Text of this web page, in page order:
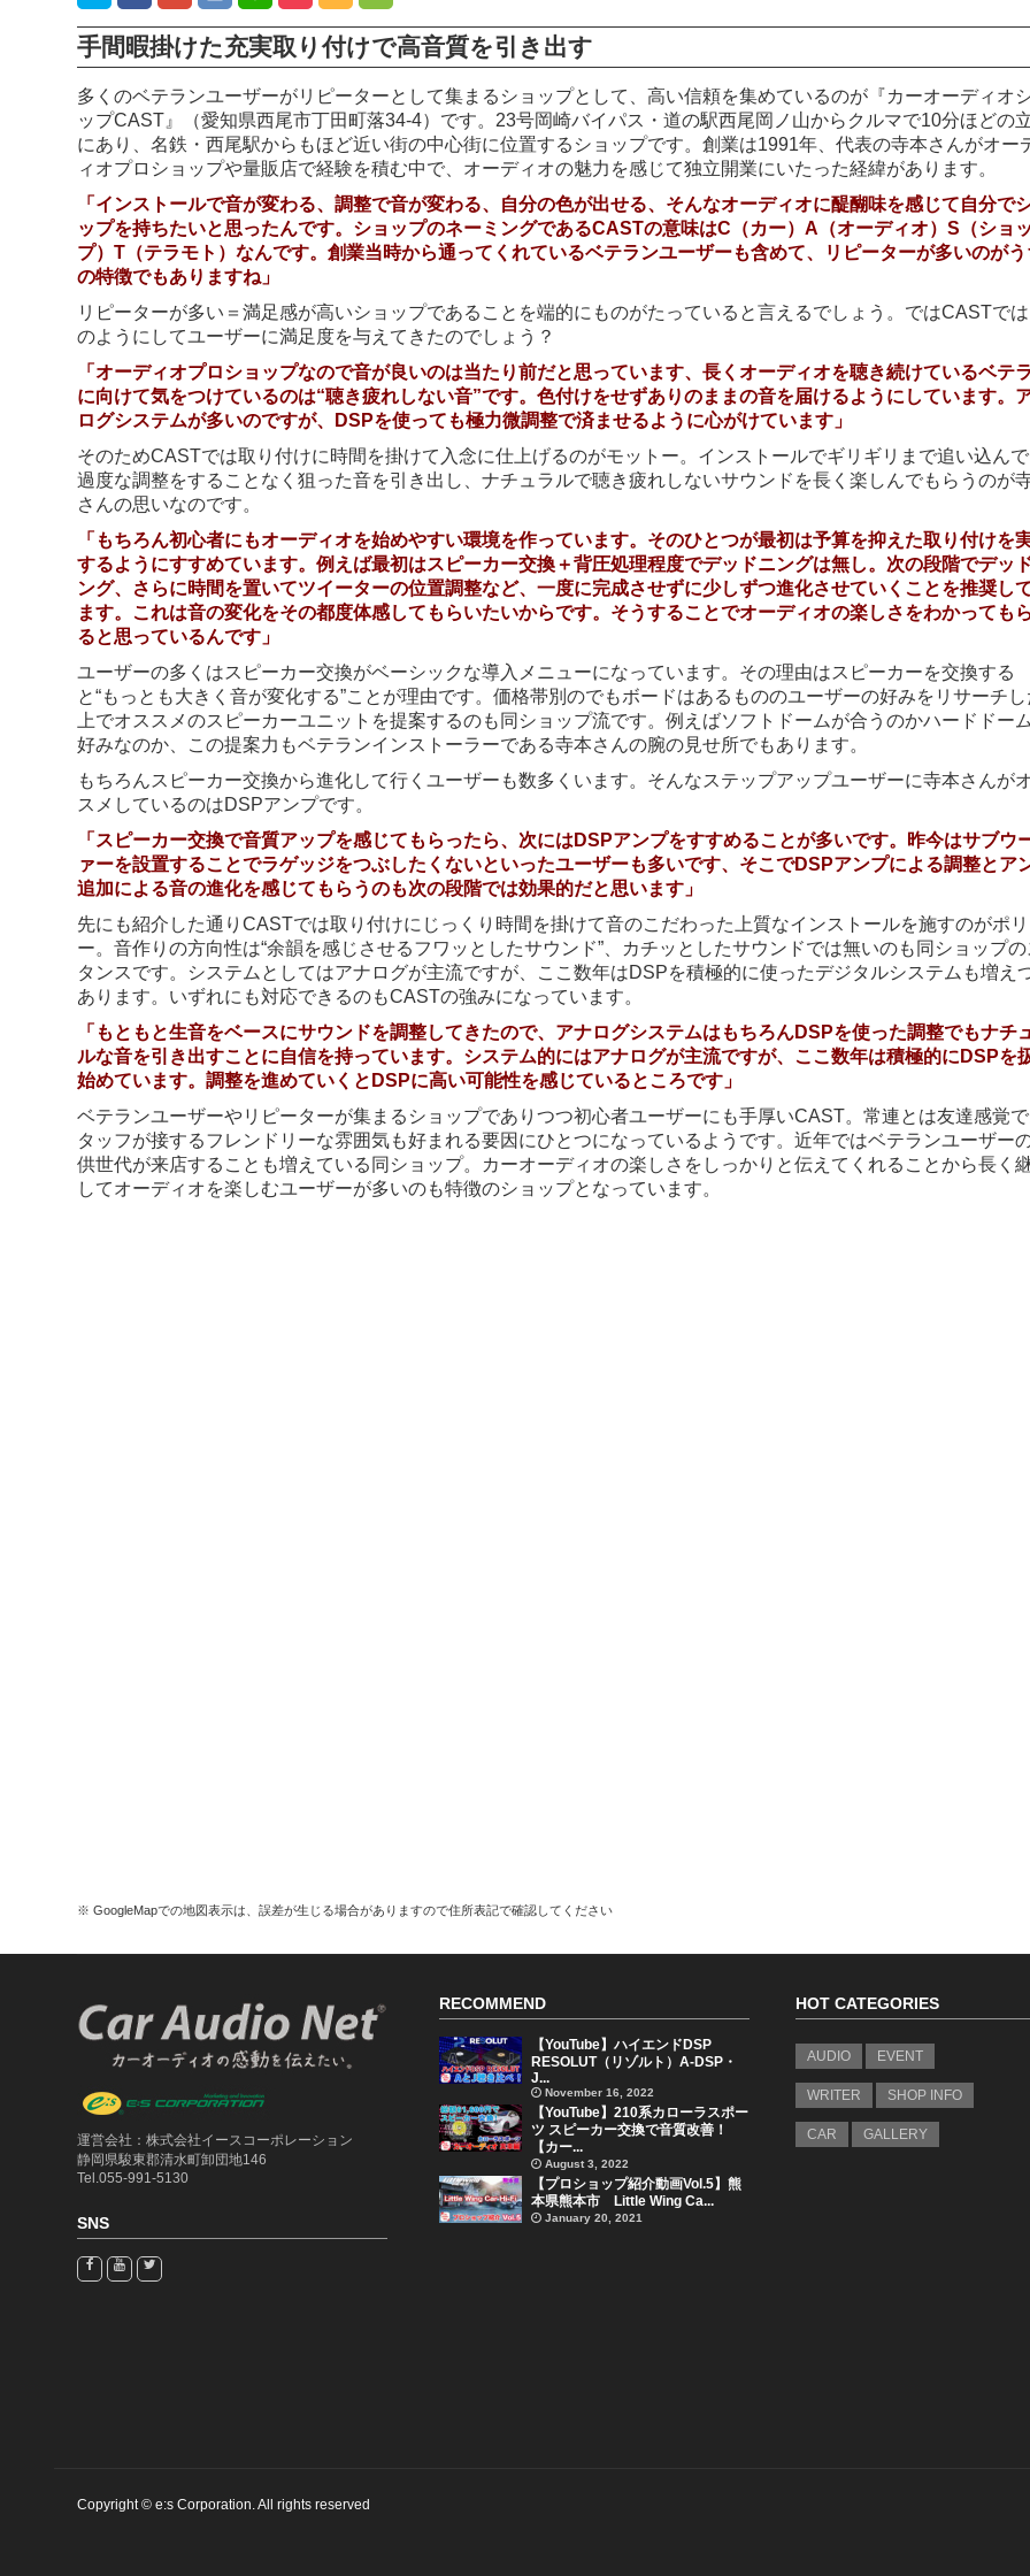
手間暇掛けた充実取り付けで高音質を引き出す
多くのベテランユーザーがリピーターとして集まるショップとして、高い信頼を集めているのが『カーオーディオ
ップCAST』（愛知県西尾市丁田町落34-4）です。23号岡崎バイパス・道の駅西尾岡ノ山からクルマで10分ほどの
にあり、名鉄・西尾駅からもほど近い街の中心街に位置するショップです。創業は1991年、代表の寺本さんがオー
ィオプロショップや量販店で経験を積む中で、オーディオの魅力を感じて独立開業にいたった経緯があります。
「インストールで音が変わる、調整で音が変わる、自分の色が出せる、そんなオーディオに醍醐味を感じて自分で
ップを持ちたいと思ったんです。ショップのネーミングであるCASTの意味はC（カー）A（オーディオ）S（ショッ
プ）T（テラモト）なんです。創業当時から通ってくれているベテランユーザーも含めて、リピーターが多いのがう
の特徴でもありますね」
リピーターが多い＝満足感が高いショップであることを端的にものがたっていると言えるでしょう。ではCASTで
のようにしてユーザーに満足度を与えてきたのでしょう？
「オーディオプロショップなので音が良いのは当たり前だと思っています、長くオーディオを聴き続けているベテ
に向けて気をつけているのは“聴き疲れしない音”です。色付けをせずありのままの音を届けるようにしています。
ログシステムが多いのですが、DSPを使っても極力微調整で済ませるように心がけています」
そのためCASTでは取り付けに時間を掛けて入念に仕上げるのがモットー。インストールでギリギリまで追い込んで
過度な調整をすることなく狙った音を引き出し、ナチュラルで聴き疲れしないサウンドを長く楽しんでもらうのが
さんの思いなのです。
「もちろん初心者にもオーディオを始めやすい環境を作っています。そのひとつが最初は予算を抑えた取り付けを
するようにすすめています。例えば最初はスピーカー交換＋背圧処理程度でデッドニングは無し。次の段階でデッ
ング、さらに時間を置いてツイーターの位置調整など、一度に完成させずに少しずつ進化させていくことを推奨し
ます。これは音の変化をその都度体感してもらいたいからです。そうすることでオーディオの楽しさをわかっても
ると思っているんです」
ユーザーの多くはスピーカー交換がベーシックな導入メニューになっています。その理由はスピーカーを交換する
と“もっとも大きく音が変化する”ことが理由です。価格帯別のでもボードはあるもののユーザーの好みをリサーチし
上でオススメのスピーカーユニットを提案するのも同ショップ流です。例えばソフトドームが合うのかハードドー
好みなのか、この提案力もベテランインストーラーである寺本さんの腕の見せ所でもあります。
もちろんスピーカー交換から進化して行くユーザーも数多くいます。そんなステップアップユーザーに寺本さんが
スメしているのはDSPアンプです。
「スピーカー交換で音質アップを感じてもらったら、次にはDSPアンプをすすめることが多いです。昨今はサブウ
ァーを設置することでラゲッジをつぶしたくないといったユーザーも多いです、そこでDSPアンプによる調整とア
追加による音の進化を感じてもらうのも次の段階では効果的だと思います」
先にも紹介した通りCASTでは取り付けにじっくり時間を掛けて音のこだわった上質なインストールを施すのがポ
ー。音作りの方向性は“余韻を感じさせるフワッとしたサウンド”、カチッとしたサウンドでは無いのも同ショップの
タンスです。システムとしてはアナログが主流ですが、ここ数年はDSPを積極的に使ったデジタルシステムも増え
あります。いずれにも対応できるのもCASTの強みになっています。
「もともと生音をベースにサウンドを調整してきたので、アナログシステムはもちろんDSPを使った調整でもナチ
ルな音を引き出すことに自信を持っています。システム的にはアナログが主流ですが、ここ数年は積極的にDSPを
始めています。調整を進めていくとDSPに高い可能性を感じているところです」
ベテランユーザーやリピーターが集まるショップでありつつ初心者ユーザーにも手厚いCAST。常連とは友達感覚で
タッフが接するフレンドリーな雰囲気も好まれる要因にひとつになっているようです。近年ではベテランユーザー
供世代が来店することも増えている同ショップ。カーオーディオの楽しさをしっかりと伝えてくれることから長く
してオーディオを楽しむユーザーが多いのも特徴のショップとなっています。
※ GoogleMapでの地図表示は、誤差が生じる場合がありますので住所表記で確認してください
運営会社：株式会社イースコーポレーション
静岡県駿東郡清水町卸団地146
Tel.055-991-5130
SNS
RECOMMEND
【YouTube】ハイエンドDSP
RESOLUT（リゾルト）A-DSP・
J...
November 16, 2022
【YouTube】210系カローラスポー
ツ スピーカー交換で音質改善！
【カー...
August 3, 2022
【プロショップ紹介動画Vol.5】熊
本県熊本市 Little Wing Ca...
January 20, 2021
HOT CATEGORIES
AUDIO EVENT
WRITER SHOP INFO
CAR GALLERY
Copyright © e:s Corporation. All rights reserved